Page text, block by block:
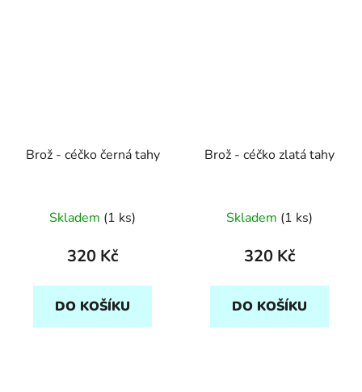
Brož - céčko černá tahy
Skladem (1 ks)
320 Kč
DO KOŠÍKU
Brož - céčko zlatá tahy
Skladem (1 ks)
320 Kč
DO KOŠÍKU